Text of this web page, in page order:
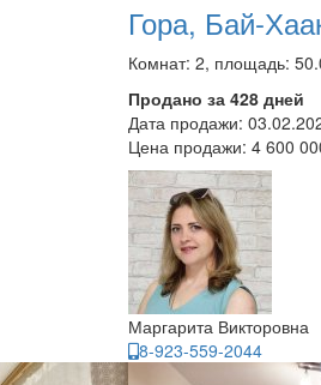
Гора, Бай-
Комнат: 2, площадь:
Продано за 428 дней
Дата продажи:
Цена продажи: 4 600
Маргарита Викторовна
8-923-559-2044